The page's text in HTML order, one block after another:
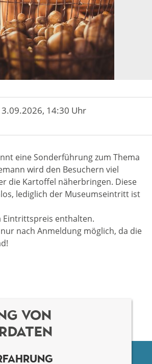
von
14:30 Uhr
eine Sonderführung zum Thema
wird den Besuchern viel
die Kartoffel näherbringen. Diese
lediglich der Museumseintritt ist
Eintrittspreis enthalten.
nach Anmeldung möglich, da die
youtube